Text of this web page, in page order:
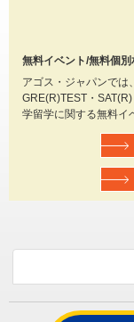
無料イベント/無料個別
アゴス・ジャパンでは
GRE(R)TEST・
学留学に関する無料イ